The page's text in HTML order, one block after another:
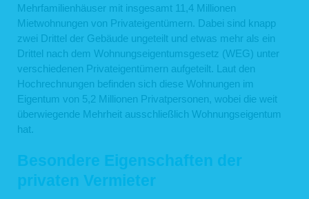
Mehrfamilienhäuser mit insgesamt 11,4 Millionen
Mietwohnungen von Privateigentümern. Dabei sind knapp
zwei Drittel der Gebäude ungeteilt und etwas mehr als ein
Drittel nach dem Wohnungseigentumsgesetz (WEG) unter
verschiedenen Privateigentümern aufgeteilt. Laut den
Hochrechnungen befinden sich diese Wohnungen im
Eigentum von 5,2 Millionen Privatpersonen, wobei die weit
überwiegende Mehrheit ausschließlich Wohnungseigentum
hat.
Besondere Eigenschaften der
privaten Vermieter